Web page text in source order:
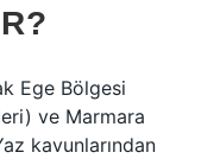
Ege Bölgesi
ve Marmara
kavunlarından